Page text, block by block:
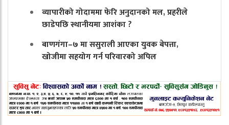
व्यापारीको गोदाममा फेरि अनुदानको मल, प्रहरीले
छाडेपछि स्थानीयमा आशंका ?
बाणगंगा–७ मा ससुराली आएका युवक बेपत्ता,
खोजीमा सहयोग गर्न परिवारको अपिल